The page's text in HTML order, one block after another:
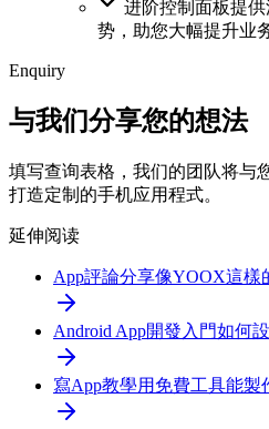
进阶控制面板提
势，助您大幅提升业
Enquiry
与我们分享您的想法
填写查询表格，我们的团队将与
打造定制的手机应用程式。
延伸阅读
App評論分享像YOOX這樣
Android App開發入門如何
寫App教學用免費工具能製